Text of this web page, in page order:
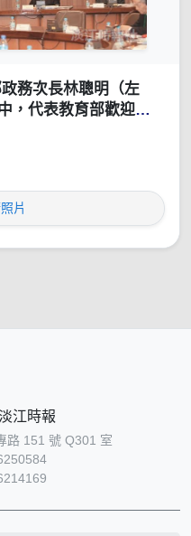
，代表教育部歡迎各
一）、中華民國私立
谷岡一郎（右一）等
圖／國際處提供）
片
江時報
路 151 號 Q301 室